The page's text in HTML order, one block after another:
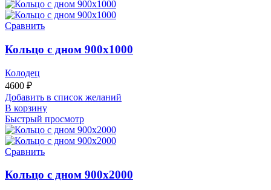
Сравнить
Кольцо с дном 900х1000
Колодец
4600 ₽
Добавить в список желаний
В корзину
Быстрый просмотр
Сравнить
Кольцо с дном 900х2000